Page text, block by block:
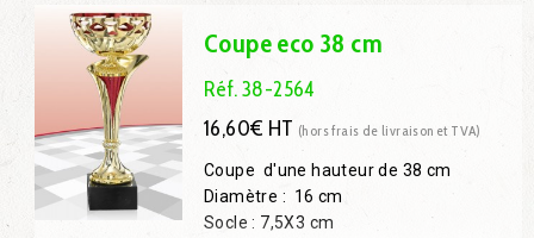
Coupe eco 38 cm
Réf. 38-2564
16,60€ HT (hors frais de livraison et TVA)
Coupe d'une hauteur de 38 cm
Diamètre : 16 cm
Socle : 7,5X3 cm